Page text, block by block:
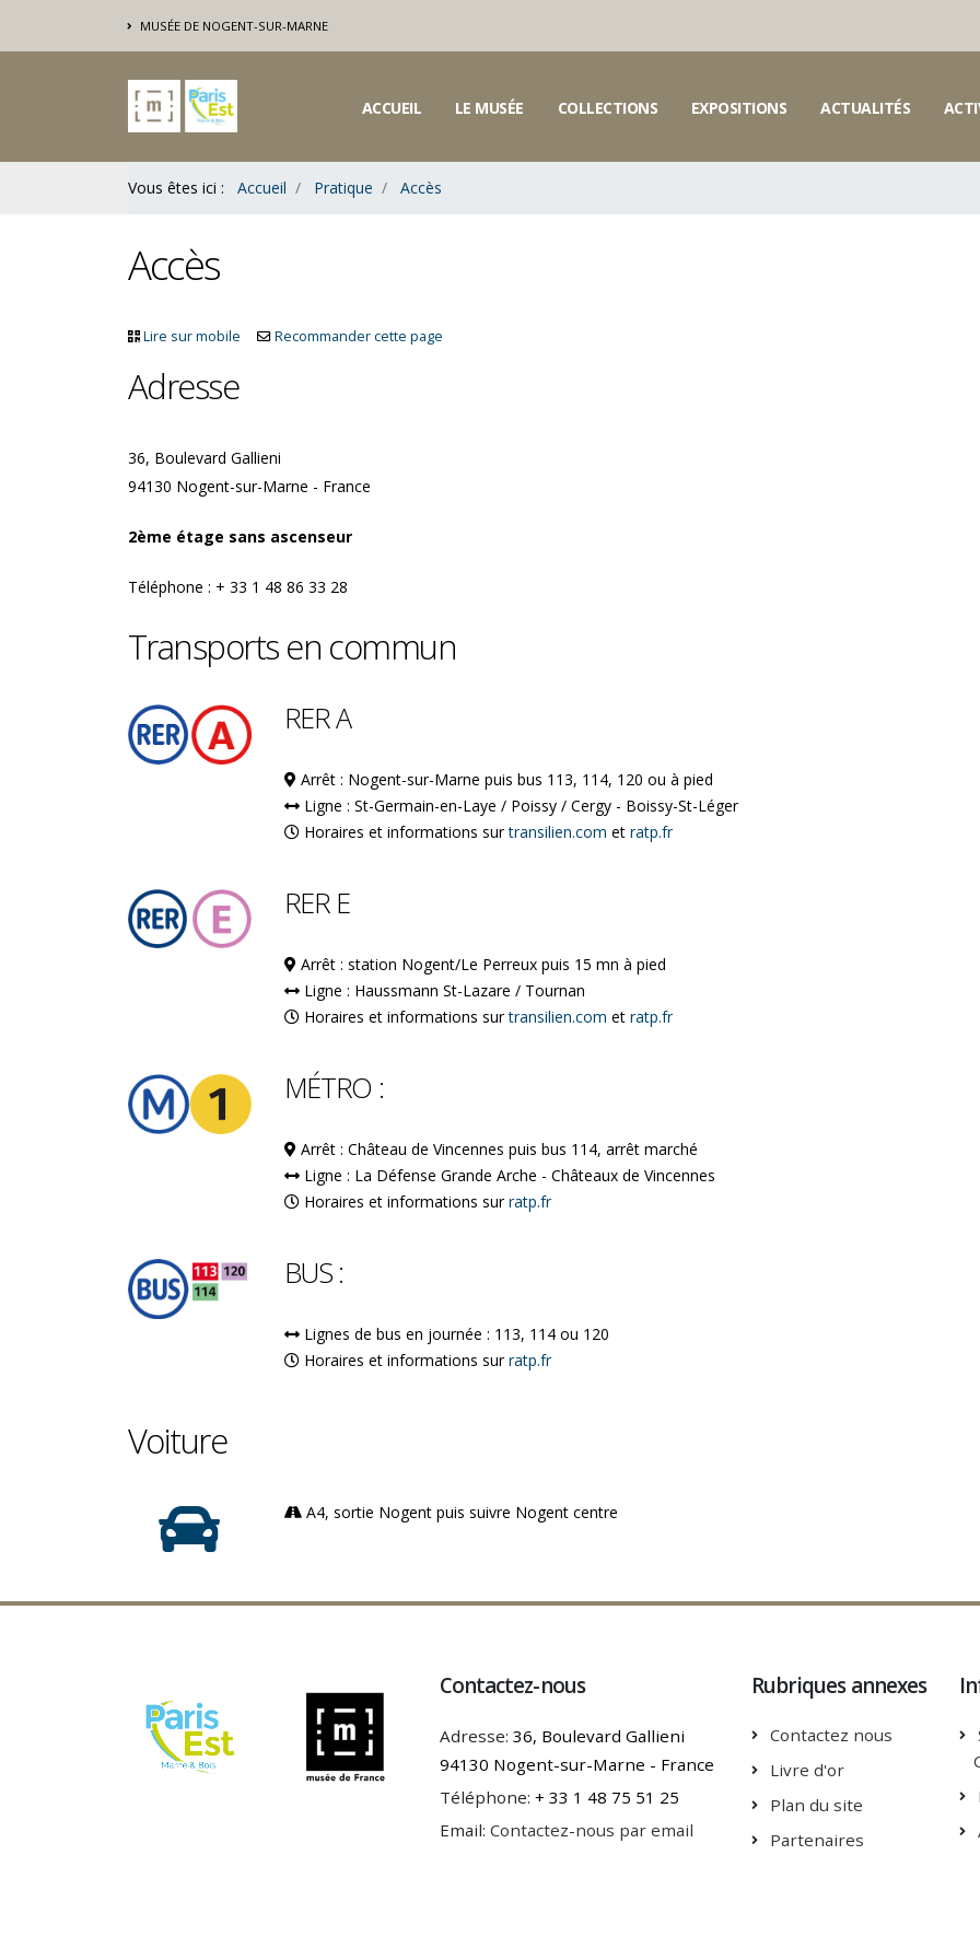
MUSÉE DE NOGENT-SUR-MARNE
ACCUEIL LE MUSÉE COLLECTIONS EXPOSITIONS ACTUALITÉS
Vous êtes ici : Accueil Pratique Accès
Accès
Lire sur mobile Recommander cette page
Adresse
36, Boulevard Gallieni
94130 Nogent-sur-Marne - France
2ème étage sans ascenseur
Téléphone : + 33 1 48 86 33 28
Transports en commun
RER A
Arrêt : Nogent-sur-Marne puis bus 113, 114, 120 ou à pied
Ligne : St-Germain-en-Laye / Poissy / Cergy - Boissy-St-Léger
Horaires et informations surtransilien.com et ratp.fr
RER E
Arrêt : station Nogent/Le Perreux puis 15 mn à pied
Ligne : Haussmann St-Lazare / Tournan
Horaires et informations surtransilien.com et ratp.fr
MÉTRO :
Arrêt : Château de Vincennes puis bus 114, arrêt marché
Ligne : La Défense Grande Arche - Châteaux de Vincennes
Horaires et informations surratp.fr
BUS :
Lignes de bus en journée : 113, 114 ou 120
Horaires et informations surratp.fr
Voiture
A4, sortie Nogent puis suivre Nogent centre
Visite et dédicace "Les bords de
Contactez-nous
Adresse: 36, Boulevard Gallieni
94130 Nogent-sur-Marne - France
Téléphone: + 33 1 48 75 51 25
Email: Contactez-nous par email
Rubriques annexes
Contactez nous
Livre d'or
Plan du site
Partenaires